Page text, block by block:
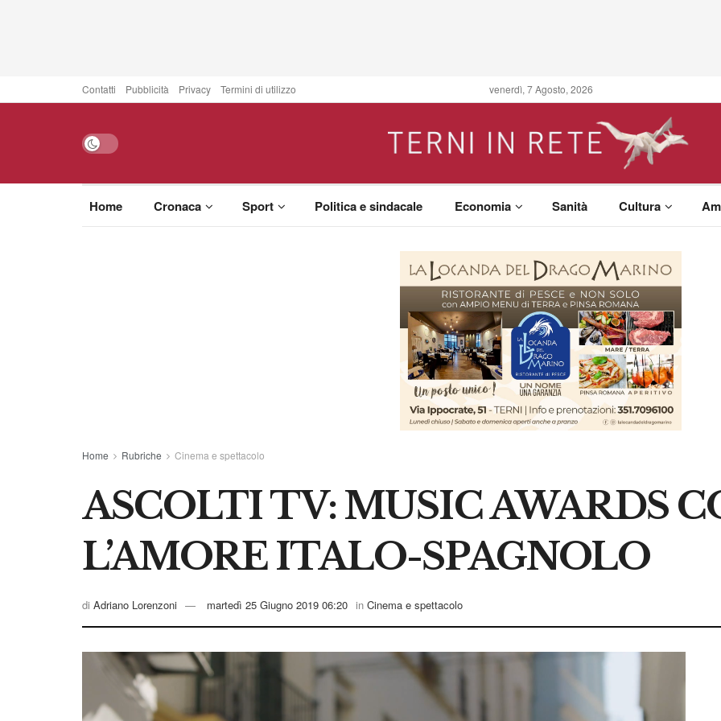
Contatti Pubblicità Privacy Termini di utilizzo venerdì, 7 Agosto, 2026
Home Cronaca Sport Politica e sindacale Economia Sanità Cultura
Home Rubriche Cinema e spettacolo
ASCOLTI TV: MUSIC AWARDS
L’AMORE ITALO-SPAGNOLO
di Adriano Lorenzoni martedì 25 Giugno 2019 06:20 in Cinema e spettacolo